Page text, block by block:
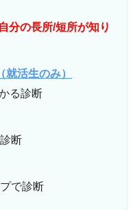
分の長所/短所が知り
活生のみ）
る診断
断
で診断